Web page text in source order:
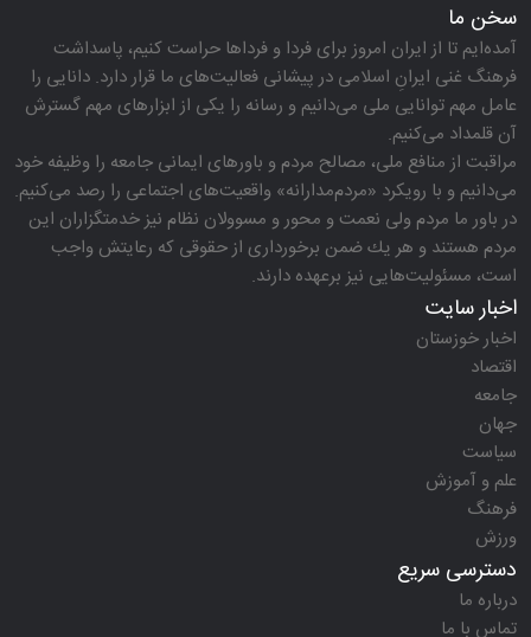
سخن ما
آمده‌ایم تا از ایران امروز برای فردا و فرداها حراست كنیم، پاسداشت
فرهنگ غنی ایرانِ اسلامی در پیشانی فعالیت‌های ما قرار دارد. دانایی را
عامل مهم توانایی ملی می‌دانیم و رسانه را یكی از ابزارهای مهم گسترش
آن قلمداد می‌كنیم.
مراقبت از منافع ملی، مصالح مردم و باورهای ایمانی جامعه را وظیفه خود
می‌دانیم و با رویكرد «مردم‌مدارانه‌» واقعیت‌های اجتماعی را رصد می‌كنیم.
در باور ما مردم ولی نعمت و محور و مسوولان نظام نیز خدمتگزاران این
مردم هستند و هر یك ضمن برخورداری از حقوقی كه رعایتش واجب
است، مسئولیت‌هایی نیز برعهده دارند.
اخبار سایت
اخبار خوزستان
اقتصاد
جامعه
جهان
سیاست
علم و آموزش
فرهنگ
ورزش
دسترسی سریع
درباره ما
تماس با ما